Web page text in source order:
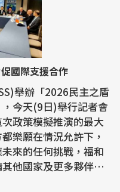
國際支援合作
舉辦「2026民主之盾
今天(9日)舉行記者會
政策模擬推演的最大
樂願在情況允許下，
來的任何挑戰，福和
他國家及更多夥伴參